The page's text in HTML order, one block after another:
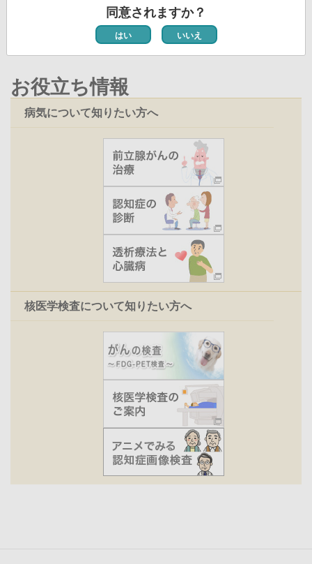
ジ
お役立ち情報
病気について知りたい方へ
核医学検査について知りたい方へ
同意されますか？
はい いいえ